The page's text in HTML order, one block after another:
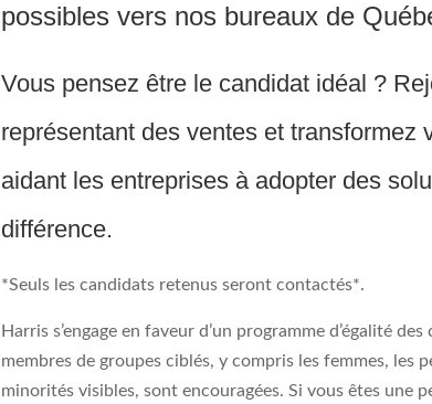
possibles vers nos bureaux de
Vous pensez être le candidat idéal ?
représentant des ventes et transformez
aidant les entreprises à adopter des
différence.
*Seuls les candidats retenus seront contactés*.
Harris s’engage en faveur d’un programme d’égalité
membres de groupes ciblés, y compris les femmes, les
minorités visibles, sont encouragées. Si vous êtes une